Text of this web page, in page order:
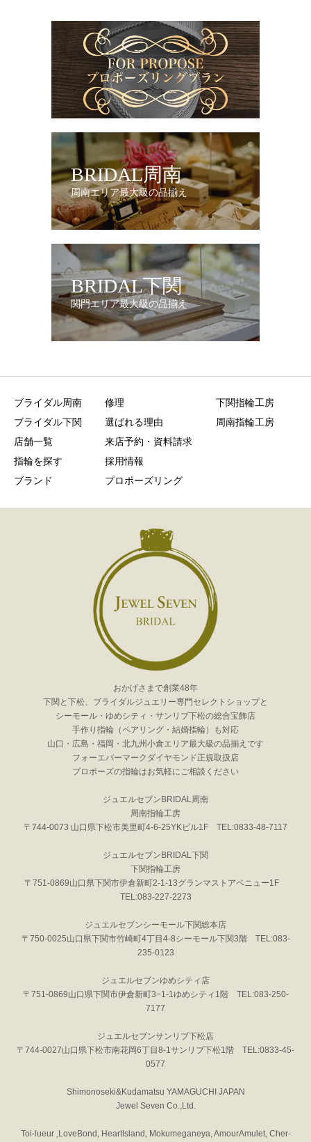
BRIDAL周南
周南エリア最大級の品揃え
BRIDAL下関
関門エリア最大級の品揃え
ブライダル周南
ブライダル下関
店舗一覧
指輪を探す
ブランド
修理
選ばれる理由
来店予約・資料請求
採用情報
プロポーズリング
下関指輪工房
周南指輪工房
おかげさまで創業48年
下関と下松、ブライダルジュエリー専門セレクトショップと
シーモール・ゆめシティ・サンリブ下松の総合宝飾店
手作り指輪（ペアリング・結婚指輪）も対応
山口・広島・福岡・北九州小倉エリア最大級の品揃えです
フォーエバーマークダイヤモンド正規取扱店
プロポーズの指輪はお気軽にご相談ください
ジュエルセブンBRIDAL周南
周南指輪工房
〒744-0073 山口県下松市美里町4-6-25YKビル1F TEL:0833-48-7117
ジュエルセブンBRIDAL下関
下関指輪工房
〒751-0869山口県下関市伊倉新町2-1-13グランマストアベニュー1F
TEL:083-227-2273
ジュエルセブンシーモール下関総本店
〒750-0025山口県下関市竹崎町4丁目4-8シーモール下関3階 TEL:083-
235-0123
ジュエルセブンゆめシティ店
〒751-0869山口県下関市伊倉新町3−1-1ゆめシティ1階 TEL:083-250-
7177
ジュエルセブンサンリブ下松店
〒744-0027山口県下松市南花岡6丁目8-1サンリブ下松1階 TEL:0833-45-
0577
Shimonoseki&Kudamatsu YAMAGUCHI JAPAN
Jewel Seven Co.,Ltd.
Toi-lueur ,LoveBond, HeartIsland, Mokumeganeya, AmourAmulet, Cher-